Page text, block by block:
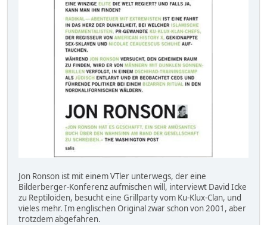
Jon Ronson ist mit einem VTler unterwegs, der eine
Bilderberger-Konferenz aufmischen will, interviewt David Icke
zu Reptiloiden, besucht eine Grillparty vom Ku-Klux-Clan, und
vieles mehr. Im englischen Original zwar schon von 2001, aber
trotzdem abgefahren.